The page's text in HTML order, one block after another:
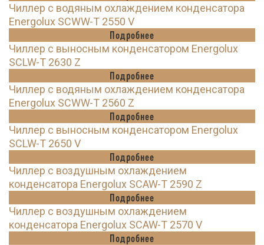
Чиллер с водяным охлаждением конденсатора
Energolux SCWW-T 2550 V
Подробнее
Чиллер с выносным конденсатором Energolux
SCLW-T 2630 Z
Подробнее
Чиллер с водяным охлаждением конденсатора
Energolux SCWW-T 2560 Z
Подробнее
Чиллер с выносным конденсатором Energolux
SCLW-T 2650 V
Подробнее
Чиллер с воздушным охлаждением
конденсатора Energolux SCAW-T 2590 Z
Подробнее
Чиллер с воздушным охлаждением
конденсатора Energolux SCAW-T 2570 V
Подробнее